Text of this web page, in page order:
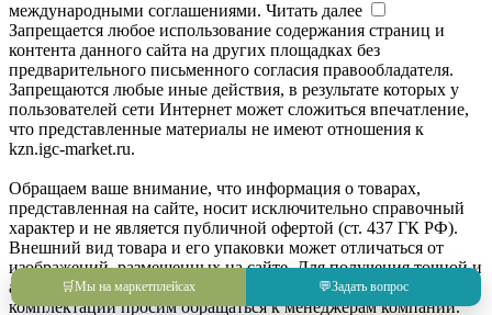
🛒Мы на маркетплейсах 💬Задать вопрос
международными соглашениями. Читать далее
Запрещается любое использование содержания страниц и
контента данного сайта на других площадках без
предварительного письменного согласия правообладателя.
Запрещаются любые иные действия, в результате которых у
пользователей сети Интернет может сложиться впечатление,
что представленные материалы не имеют отношения к
kzn.igc-market.ru.
Обращаем ваше внимание, что информация о товарах,
представленная на сайте, носит исключительно справочный
характер и не является публичной офертой (ст. 437 ГК РФ).
Внешний вид товара и его упаковки может отличаться от
изображений, размещенных на сайте. Для получения точной и
актуальной информации о товаре, его характеристиках и
комплектации просим обращаться к менеджерам компании.